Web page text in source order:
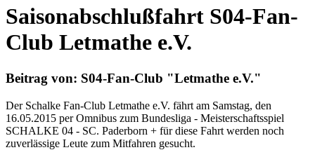
Saisonabschlußfahrt S04-Fan-
Club Letmathe e.V.
Beitrag von: S04-Fan-Club "Letmathe e.V."
Der Schalke Fan-Club Letmathe e.V. fährt am Samstag, den
16.05.2015 per Omnibus zum Bundesliga - Meisterschaftsspiel
SCHALKE 04 - SC. Paderborn + für diese Fahrt werden noch
zuverlässige Leute zum Mitfahren gesucht.